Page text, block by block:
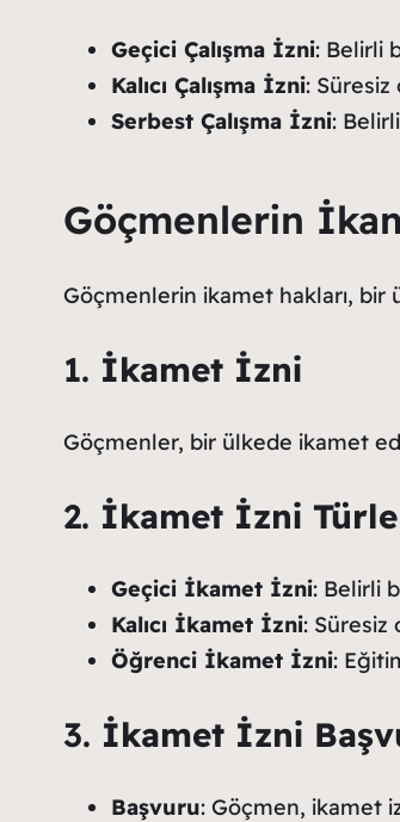
Geçici Çalışma İzni: Belirli
Kalıcı Çalışma İzni: Süresiz
Serbest Çalışma İzni:
Göçmenlerin
Göçmenlerin ikamet hakları, bir
1. İkamet İzni
Göçmenler, bir ülkede ikamet
2. İkamet İzni
Geçici İkamet İzni: Belirli
Kalıcı İkamet İzni: Süresiz
Öğrenci İkamet İzni:
3. İkamet İzni
Başvuru: Göçmen, ikamet